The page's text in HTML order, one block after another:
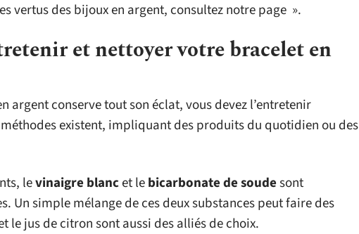
vertus des bijoux en argent, consultez notre page ».
et nettoyer votre bracelet en
argent conserve tout son éclat, vous devez l’entretenir
existent, impliquant des produits du quotidien ou des
levinaigre blancet lebicarbonate de soudesont
Un simple mélange de ces deux substances peut faire des
le jus de citron sont aussi des alliés de choix.